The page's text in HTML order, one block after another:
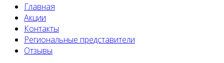
Главная
Акции
Контакты
Региональные представители
Отзывы